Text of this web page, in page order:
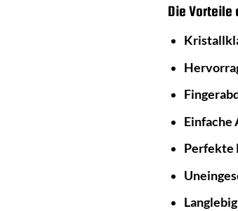
Die Vorteile
Einfache
Perfekte